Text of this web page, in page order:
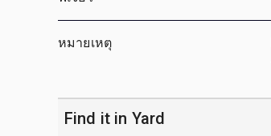
หมายเหตุ
Find it in Yard